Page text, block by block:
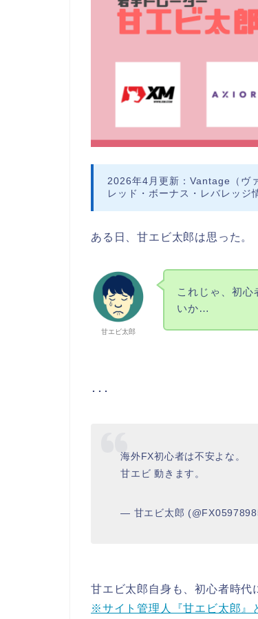
2026年4月更新 ：Vantage（ヴ
レッド・ボーナス・レバレッジ
ある日、甘エビ太郎は思った。
甘エビ太郎
これじゃ、初心
いか…
･･･
海外FX初心者は不安よな。
甘エビ 動きます。
— 甘エビ太郎
甘エビ太郎自身も、初心者時代
※サイト管理人『甘エビ太郎』